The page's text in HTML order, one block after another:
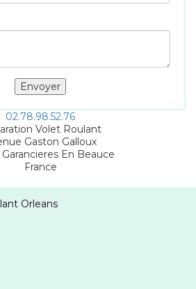
02.78.98.52.76
Volet Roulant
Gaston Galloux
Garancieres En Beauce
France
Orleans